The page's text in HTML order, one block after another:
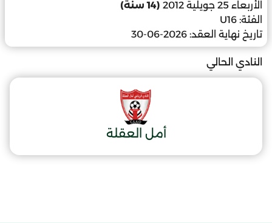
الأربعاء 25 جويلية 2012
(14 سنة)
الفئة: U16
تاريخ نهاية العقد: 2026-06-30
النادي الحالي
أمل العقلة